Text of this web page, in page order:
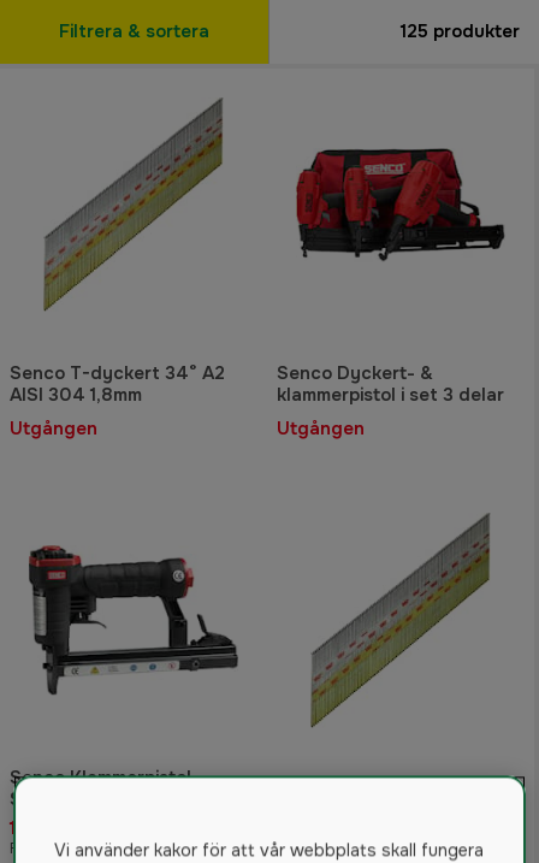
Filtrera & sortera 125 produkter
Senco T-dyckert 34° A2
AISI 304 1,8mm
Utgången
Senco Dyckert- &
klammerpistol i set 3 delar
Utgången
Senco Klammerpistol
SFW05-AT 6-16mm AT-
klammer
1 525 kr
Rek. pris 1 599 kr
61 kr
Vi använder kakor för att vår webbplats skall fungera